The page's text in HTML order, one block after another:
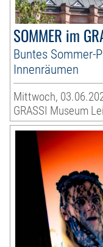
SOMMER im
Buntes Sommer-
Innenräumen
Mittwoch,
GRASSI Museum